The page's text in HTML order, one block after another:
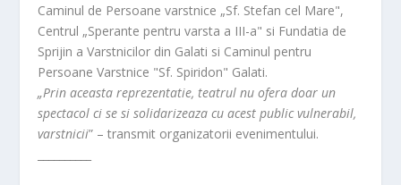
Caminul de Persoane varstnice „Sf. Stefan cel Mare",
Centrul „Sperante pentru varsta a III-a" si Fundatia de
Sprijin a Varstnicilor din Galati si Caminul pentru
Persoane Varstnice "Sf. Spiridon" Galati.
„Prin aceasta reprezentatie, teatrul nu ofera doar un
spectacol ci se si solidarizeaza cu acest public vulnerabil,
varstnicii” – transmit organizatorii evenimentului.